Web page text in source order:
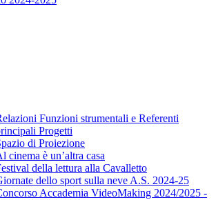
Funzioni strumentali e Referenti
Progetti
di Proiezione
cinema è un’altra casa
della lettura alla Cavalletto
dello sport sulla neve A.S. 2024-25
Accademia VideoMaking 2024/2025 -